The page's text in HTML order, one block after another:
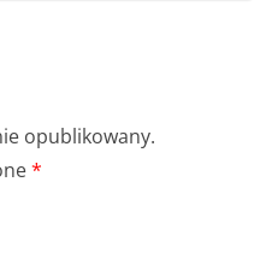
opublikowany.
*